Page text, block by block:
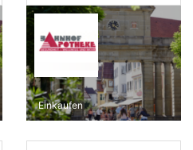
Einkaufen